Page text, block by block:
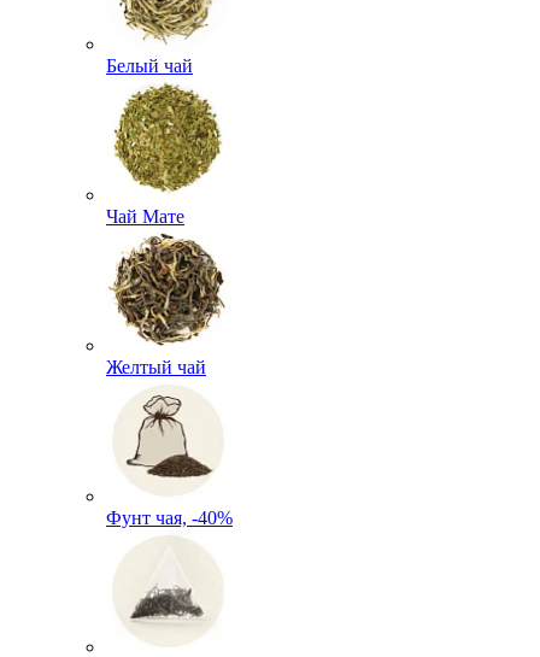
Белый чай
Чай Мате
Желтый чай
Фунт чая, -40%